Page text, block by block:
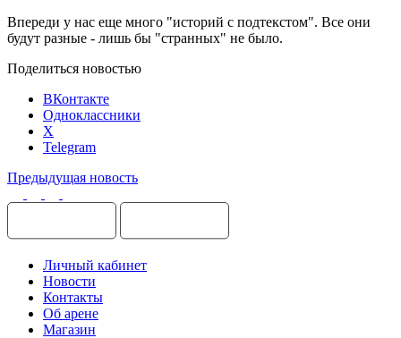
Впереди у нас еще много "историй с подтекстом". Все они
будут разные - лишь бы "странных" не было.
Поделиться новостью
ВКонтакте
Одноклассники
X
Telegram
Предыдущая новость
Личный кабинет
Новости
Контакты
Об арене
Магазин